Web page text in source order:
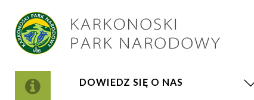
DOWIEDZ SIĘ O NAS